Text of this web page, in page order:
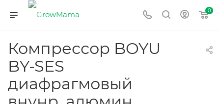
0
Компрессор BOYU
BY-SES
диафрагмовый